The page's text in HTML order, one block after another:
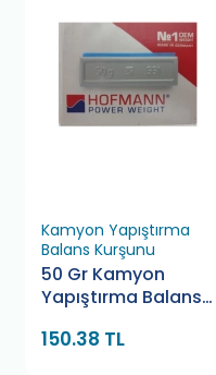
Kamyon Yapıştırma
Balans Kurşunu
50 Gr Kamyon
Yapıştırma Balans
(10 Adet)
150.38 TL